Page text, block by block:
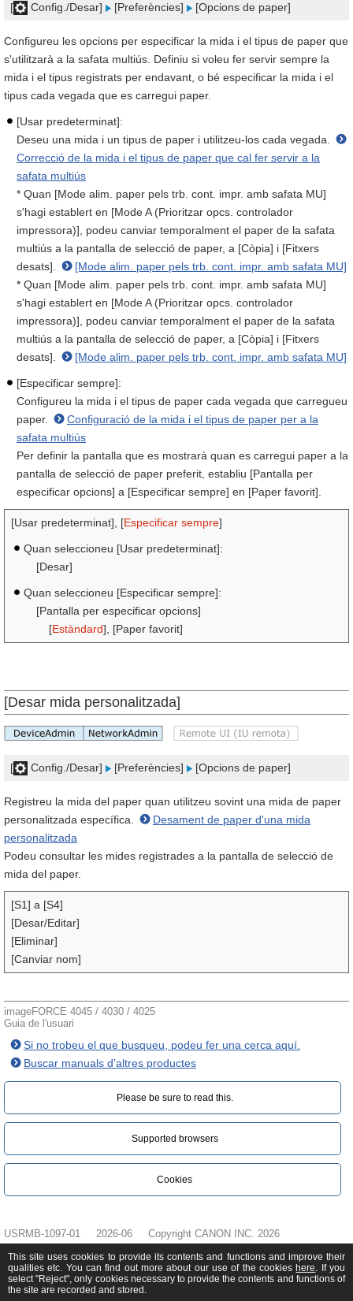
[ Config./Desar] [Preferències] [Opcions de paper]
Configureu les opcions per especificar la mida i el tipus de paper que
s'utilitzarà a la safata multiús. Definiu si voleu fer servir sempre la
mida i el tipus registrats per endavant, o bé especificar la mida i el
tipus cada vegada que es carregui paper.
[Usar predeterminat]:
Deseu una mida i un tipus de paper i utilitzeu-los cada vegada.
Correcció de la mida i el tipus de paper que cal fer servir a la
safata multiús
* Quan [Mode alim. paper pels trb. cont. impr. amb safata MU]
s'hagi establert en [Mode A (Prioritzar opcs. controlador
impressora)], podeu canviar temporalment el paper de la safata
multiús a la pantalla de selecció de paper, a [Còpia] i [Fitxers
desats].
[Mode alim. paper pels trb. cont. impr. amb safata MU]
* Quan [Mode alim. paper pels trb. cont. impr. amb safata MU]
s'hagi establert en [Mode A (Prioritzar opcs. controlador
impressora)], podeu canviar temporalment el paper de la safata
multiús a la pantalla de selecció de paper, a [Còpia] i [Fitxers
desats].
[Mode alim. paper pels trb. cont. impr. amb safata MU]
[Especificar sempre]:
Configureu la mida i el tipus de paper cada vegada que carregueu
paper.
Configuració de la mida i el tipus de paper per a la
safata multiús
Per definir la pantalla que es mostrarà quan es carregui paper a la
pantalla de selecció de paper preferit, establiu [Pantalla per
especificar opcions] a [Especificar sempre] en [Paper favorit].
[Usar predeterminat], [Especificar sempre]
Quan seleccioneu [Usar predeterminat]:
[Desar]
Quan seleccioneu [Especificar sempre]:
[Pantalla per especificar opcions]
[Estàndard], [Paper favorit]
[Desar mida personalitzada]
[ Config./Desar] [Preferències] [Opcions de paper]
Registreu la mida del paper quan utilitzeu sovint una mida de paper
personalitzada específica.
Desament de paper d'una mida
personalitzada
Podeu consultar les mides registrades a la pantalla de selecció de
mida del paper.
[S1] a [S4]
[Desar/Editar]
[Eliminar]
[Canviar nom]
imageFORCE 4045 / 4030 / 4025
Guia de l'usuari
Si no trobeu el que busqueu, podeu fer una cerca aquí.
Buscar manuals d’altres productes
Please be sure to read this.‎
Supported browsers
Cookies
USRMB-1097-01 2026-06 Copyright CANON INC. 2026
This site uses cookies to provide its contents and functions and improve their
qualities etc. You can find out more about our use of the cookies here. If you
select "Reject", only cookies necessary to provide the contents and functions of
the site are recorded and stored.